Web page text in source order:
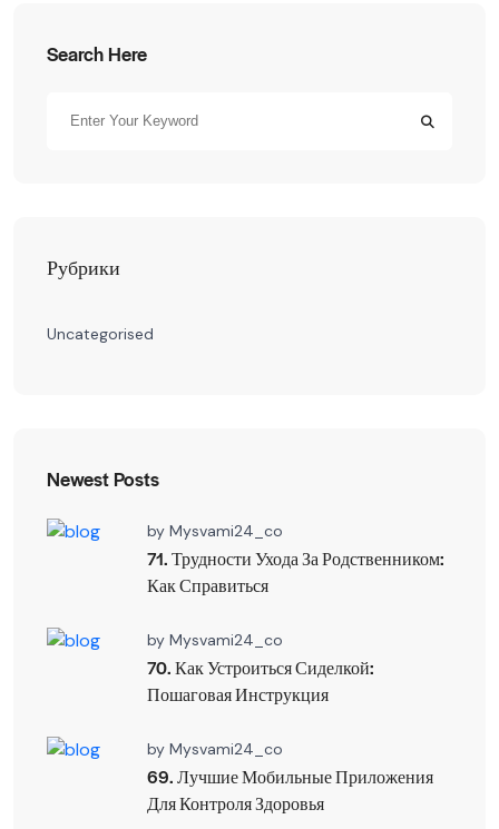
Search Here
Рубрики
Uncategorised
Newest Posts
by Mysvami24_co
71. Трудности Ухода За Родственником:
Как Справиться
by Mysvami24_co
70. Как Устроиться Сиделкой:
Пошаговая Инструкция
by Mysvami24_co
69. Лучшие Мобильные Приложения
Для Контроля Здоровья